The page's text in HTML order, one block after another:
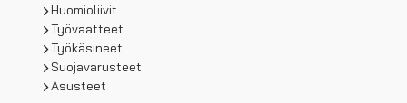
Huomioliivit
Työvaatteet
Työkäsineet
Suojavarusteet
Asusteet